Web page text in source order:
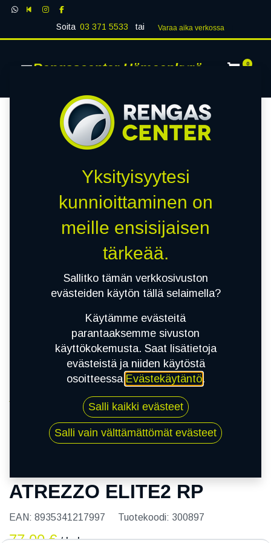
Soita 03 371 5533 tai Varaa aika verk​​​​ossa
Rengascenter Hämeenkyrö 0
195/55R15 85V SAILUN ATREZZO ELITE2 RP
ATREZZO ELITE2 RP
EAN: 8935341217997 Tuotekoodi: 300897
77,00€
Yksityisyytesi
kunnioittaminen on
meille ensisijaisen
tärkeää.
Sallitko tämän verkkosivuston
evästeiden käytön tällä selaimella?
Käytämme evästeitä
parantaaksemme sivuston
käyttökokemusta. Saat lisätietoja
evästeistä ja niiden käytöstä
osoitteessa Evästekäytäntö.
Salli kaikki evästeet
Salli vain välttämättömät evästeet